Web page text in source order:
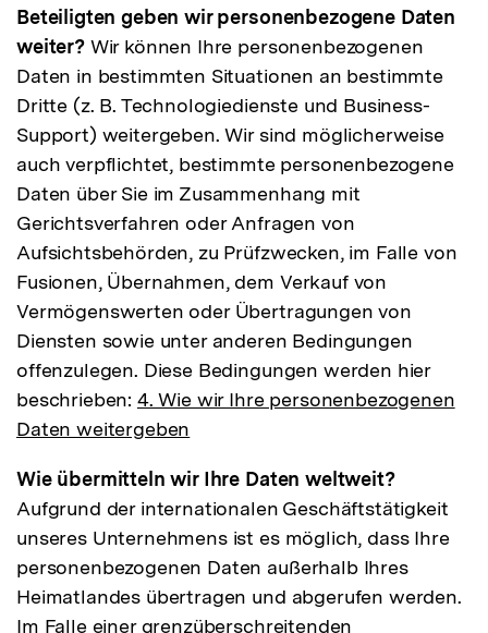
Beteiligten geben wir personenbezogene Daten
weiter? Wir können Ihre personenbezogenen
Daten in bestimmten Situationen an bestimmte
Dritte (z. B. Technologiedienste und Business-
Support) weitergeben. Wir sind möglicherweise
auch verpflichtet, bestimmte personenbezogene
Daten über Sie im Zusammenhang mit
Gerichtsverfahren oder Anfragen von
Aufsichtsbehörden, zu Prüfzwecken, im Falle von
Fusionen, Übernahmen, dem Verkauf von
Vermögenswerten oder Übertragungen von
Diensten sowie unter anderen Bedingungen
offenzulegen. Diese Bedingungen werden hier
beschrieben: 4. Wie wir Ihre personenbezogenen
Daten weitergeben
Wie übermitteln wir Ihre Daten weltweit?
Aufgrund der internationalen Geschäftstätigkeit
unseres Unternehmens ist es möglich, dass Ihre
personenbezogenen Daten außerhalb Ihres
Heimatlandes übertragen und abgerufen werden.
Im Falle einer grenzüberschreitenden